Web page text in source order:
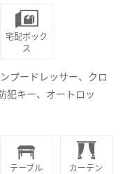
宅配ボック
ス
プードレッサー、クロ
犯キー、オートロッ
テーブル カーテン